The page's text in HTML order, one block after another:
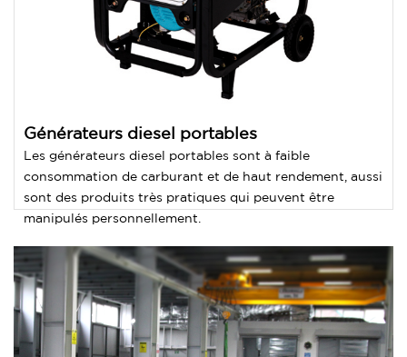
Générateurs diesel portables
Les générateurs diesel portables sont à faible
consommation de carburant et de haut rendement, aussi
sont des produits très pratiques qui peuvent être
manipulés personnellement.